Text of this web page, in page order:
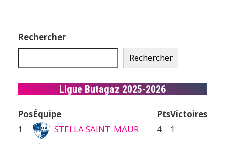
Rechercher
Rechercher
Ligue Butagaz 2025-2026
PosÉquipe PtsVictoires
1
STELLA SAINT-MAUR 4 1